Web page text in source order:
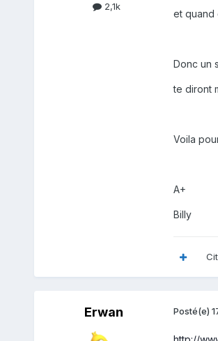
2,1k
et quand
Donc un
te diront
Voila
A+
Billy
Erwan Posté(e)